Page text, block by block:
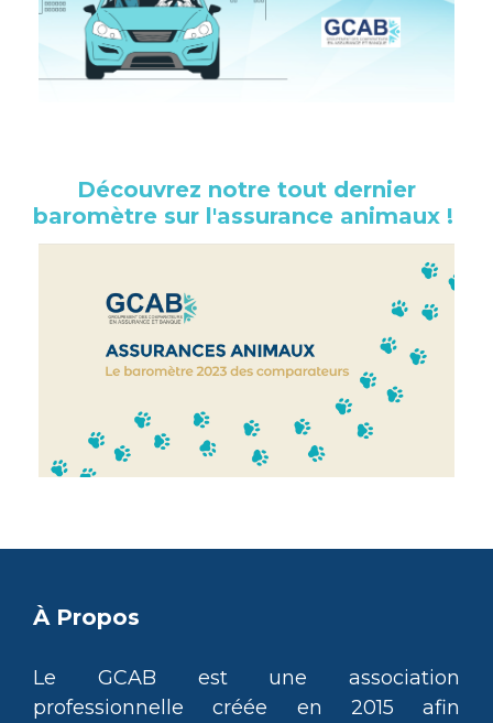
Découvrez notre tout dernier
baromètre sur l'assurance animaux !
À Propos
Le GCAB est une association
professionnelle créée en 2015 afin